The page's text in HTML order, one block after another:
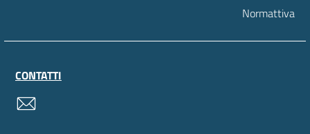
Normattiva
CONTATTI